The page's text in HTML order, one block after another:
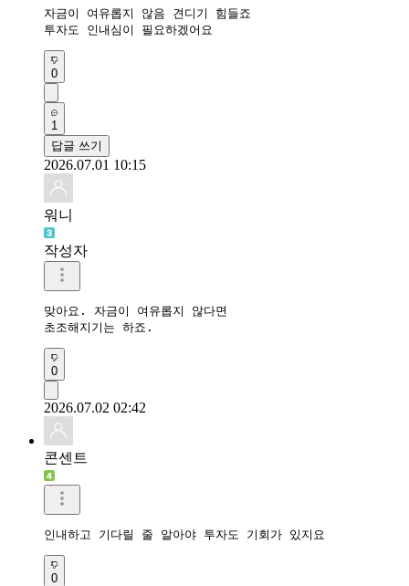
자금이 여유롭지 않음 견디기 힘들죠
투자도 인내심이 필요하겠어요
0
1
답글 쓰기
2026.07.01 10:15
워니
작성자
맞아요. 자금이 여유롭지 않다면
초조해지기는 하죠.
0
2026.07.02 02:42
콘센트
인내하고 기다릴 줄 알아야 투자도 기회가 있지요
0